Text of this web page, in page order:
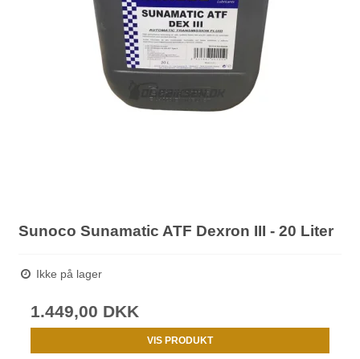
Sunoco Sunamatic ATF Dexron III - 20 Liter
Ikke på lager
1.449,00 DKK
VIS PRODUKT